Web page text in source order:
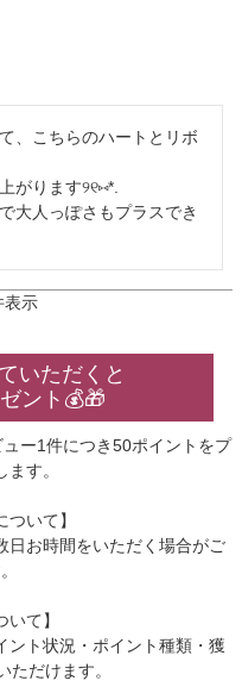
、こちらのハートとリボ
がります୨୧⑅*.
大人っぽさもプラスでき
表示
いただくと
ント💰🎁
ー1件につき50ポイントをプ
す。
ついて】
日お時間をいただく場合がご
いて】
ント状況・ポイント種類・獲
ただけます。